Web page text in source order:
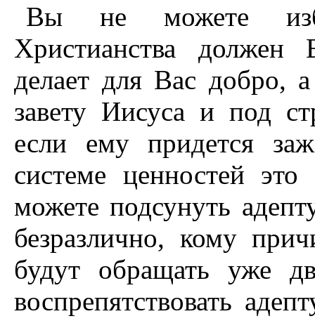
Вы не можете
Христианства должен
делает для Вас добро,
завету Иисуса и под
если ему придется
системе ценностей
можете подсунуть
безразлично, кому
будут обращать уже
воспрепятствовать